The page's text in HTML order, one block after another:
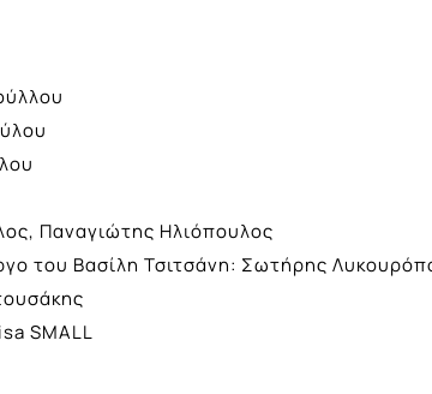
Παναγιώτης Ηλιόπουλος
του Βασίλη Τσιτσάνη: Σωτήρης